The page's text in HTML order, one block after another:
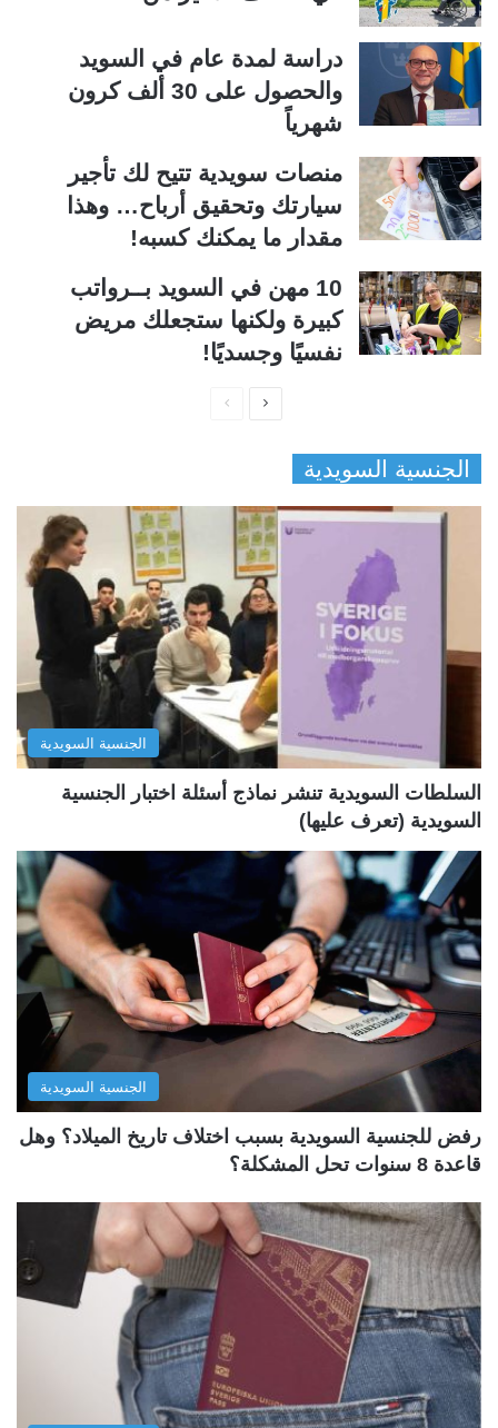
دراسة لمدة عام في السويد
والحصول على 30 ألف كرون
شهرياً
منصات سويدية تتيح لك تأجير
سيارتك وتحقيق أرباح… وهذا
مقدار ما يمكنك كسبه!
10 مهن في السويد بــرواتب
كبيرة ولكنها ستجعلك مريض
نفسيًا وجسديًا!
ا
س
ا
ب
ق
ة
ح
ة
ا
ل
ت
ا
ل
ي
الجنسية السويدية
الجنسية السويدية
السلطات السويدية تنشر نماذج أسئلة اختبار الجنسية
السويدية (تعرف عليها)
الجنسية السويدية
رفض للجنسية السويدية بسبب اختلاف تاريخ الميلاد؟ وهل
قاعدة 8 سنوات تحل المشكلة؟